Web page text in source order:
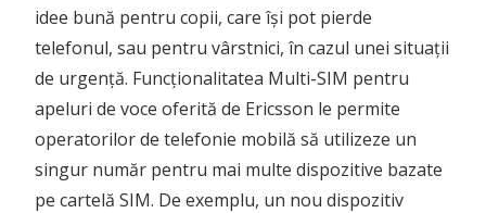
idee bună pentru copii, care își pot pierde
telefonul, sau pentru vârstnici, în cazul unei situații
de urgență. Funcționalitatea Multi-SIM pentru
apeluri de voce oferită de Ericsson le permite
operatorilor de telefonie mobilă să utilizeze un
singur număr pentru mai multe dispozitive bazate
pe cartelă SIM. De exemplu, un nou dispozitiv